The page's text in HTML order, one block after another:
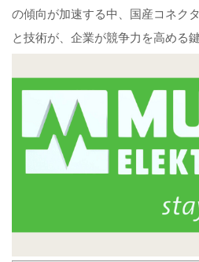
の傾向が加速する中、国産コネク
と技術が、企業が競争力を高める